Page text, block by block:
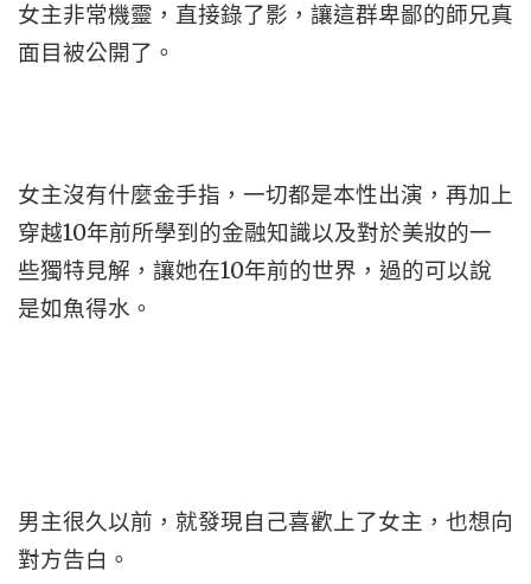
女主非常機靈，直接錄了影，讓這群卑鄙的師兄真
面目被公開了。
女主沒有什麼金手指，一切都是本性出演，再加上
穿越10年前所學到的金融知識以及對於美妝的一
些獨特見解，讓她在10年前的世界，過的可以說
是如魚得水。
男主很久以前，就發現自己喜歡上了女主，也想向
對方告白。